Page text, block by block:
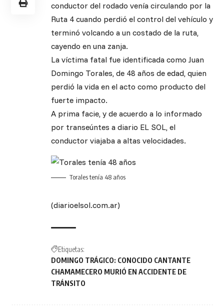
conductor del rodado venía circulando por la
Ruta 4 cuando perdió el control del vehículo y
terminó volcando a un costado de la ruta,
cayendo en una zanja.
La víctima fatal fue identificada como Juan
Domingo Torales, de 48 años de edad, quien
perdió la vida en el acto como producto del
fuerte impacto.
A prima facie, y de acuerdo a lo informado
por transeúntes a diario EL SOL, el
conductor viajaba a altas velocidades.
Torales tenía 48 años
(diarioelsol.com.ar)
Etiquetas:
DOMINGO TRÁGICO: CONOCIDO CANTANTE
CHAMAMECERO MURIÓ EN ACCIDENTE DE
TRÁNSITO